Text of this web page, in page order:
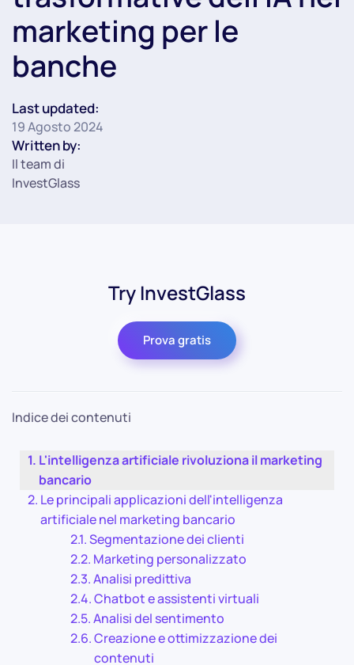
marketing per le
banche
Last updated:
19 Agosto 2024
Written by:
Il team di
InvestGlass
Try InvestGlass
Prova gratis
Indice dei contenuti
L'intelligenza artificiale rivoluziona il marketing
bancario
Le principali applicazioni dell'intelligenza
artificiale nel marketing bancario
Segmentazione dei clienti
Marketing personalizzato
Analisi predittiva
Chatbot e assistenti virtuali
Analisi del sentimento
Creazione e ottimizzazione dei
contenuti